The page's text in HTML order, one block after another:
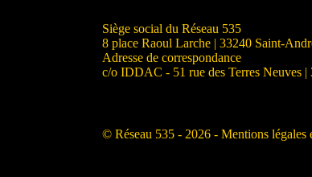
Siège social du Réseau 535
8 place Raoul Larche | 33240 Saint-
Adresse de correspondance
c/o IDDAC - 51 rue des Terres Neuves |
© Réseau 535 - 2026 - Mentions légales